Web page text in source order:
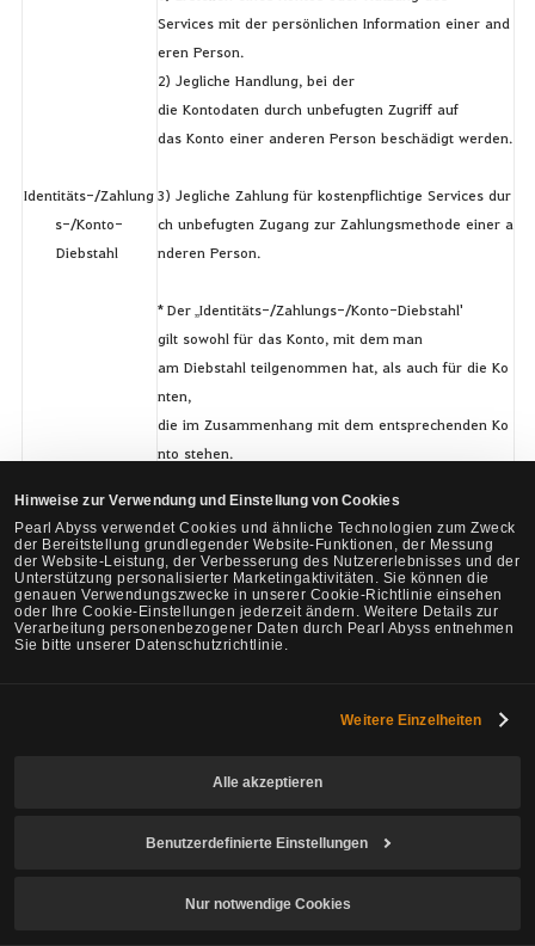
Hinweise zur Verwendung und Einstellung von Cookies
Pearl Abyss verwendet Cookies und ähnliche Technologien zum Zweck
der Bereitstellung grundlegender Website-Funktionen, der Messung
der Website-Leistung, der Verbesserung des Nutzererlebnisses und der
Unterstützung personalisierter Marketingaktivitäten. Sie können die
genauen Verwendungszwecke in unserer Cookie-Richtlinie einsehen
oder Ihre Cookie-Einstellungen jederzeit ändern. Weitere Details zur
Verarbeitung personenbezogener Daten durch Pearl Abyss entnehmen
Sie bitte unserer Datenschutzrichtlinie.
Weitere Einzelheiten
Alle akzeptieren
Benutzerdefinierte Einstellungen
Nur notwendige Cookies
Identitäts-/Zahlung
s-/Konto-
Diebstahl
Services mit der persönlichen Information einer and
eren Person.
2) Jegliche Handlung, bei der
die Kontodaten durch unbefugten Zugriff auf
das Konto einer anderen Person beschädigt werden.
3) Jegliche Zahlung für kostenpflichtige Services dur
ch unbefugten Zugang zur Zahlungsmethode einer a
nderen Person.
* Der „Identitäts-/Zahlungs-/Konto-Diebstahl'
gilt sowohl für das Konto, mit dem man
am Diebstahl teilgenommen hat, als auch für die Ko
nten,
die im Zusammenhang mit dem entsprechenden Ko
nto stehen.
Manipulation
und Extraktion der
Daten
die die Gesellschaft zur Verfügung stellt.
2) Jegliche Extraktion der Spieldaten,
die die Gesellschaft nicht veröffentlicht/offengelegt
hat.
1) Jegliche unangemessene Zugriffe oder jegliche A
ngriffe auf den Spiel- und Service-Server der
2) Jegliche Nutzung des Servers oder Clients
Gesellschaft ohne Genehmigung.